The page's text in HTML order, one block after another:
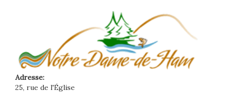
Adresse:
25, rue de l'Église